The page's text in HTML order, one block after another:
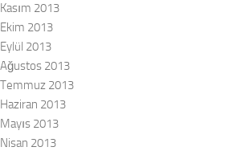
Kasım 2013
Ekim 2013
Eylül 2013
Ağustos 2013
Temmuz 2013
Haziran 2013
Mayıs 2013
Nisan 2013